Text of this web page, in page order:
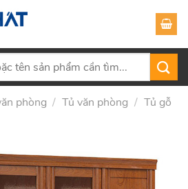
phòng / Tủ văn phòng / Tủ gỗ